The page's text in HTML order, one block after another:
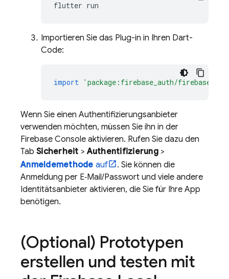
flutter
Importieren Sie das Plug-in in Ihren Dart-
Code:
import 'package:firebase_auth/
Wenn Sie einen Authentifizierungsanbieter
verwenden möchten, müssen Sie ihn in der
Firebase Console aktivieren. Rufen Sie dazu den
Tab Sicherheit >Authentifizierung>
Anmeldemethode auf
. Sie können die
Anmeldung per E‑Mail/Passwort und viele andere
Identitätsanbieter aktivieren, die Sie für Ihre App
benötigen.
(Optional) Prototypen
erstellen und testen mit